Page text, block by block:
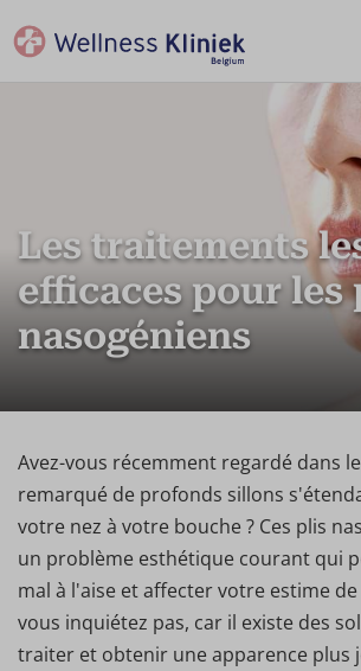
Les traitements
efficaces pour les
nasogéniens
Avez-vous récemment regardé dans
remarqué de profonds sillons
votre nez à votre bouche ? Ces plis
un problème esthétique courant qui
mal à l'aise et affecter votre estime
vous inquiétez pas, car il existe des
traiter et obtenir une apparence plus